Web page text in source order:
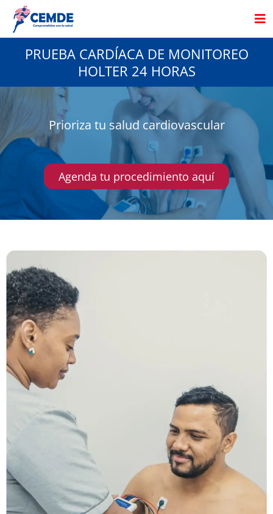
contenido
PRUEBA CARDÍACA DE MONITOREO
HOLTER 24 HORAS
Prioriza tu salud cardiovascular
Agenda tu procedimiento aquí